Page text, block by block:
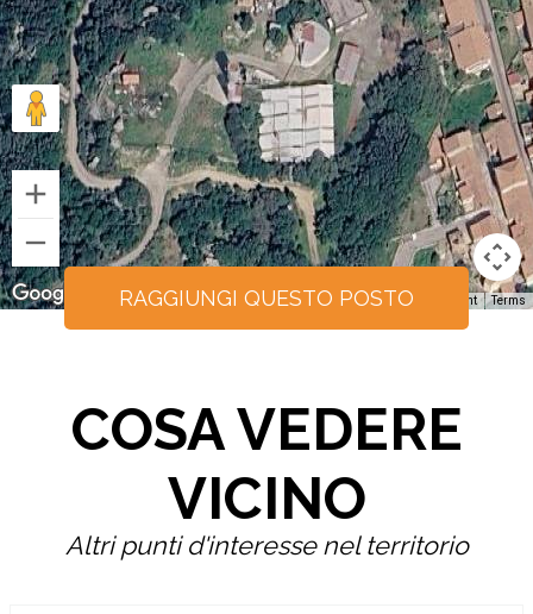
Keyboard shortcuts Image may be subject to copyright Terms
RAGGIUNGI QUESTO POSTO
COSA VEDERE
VICINO
Altri punti d'interesse nel territorio